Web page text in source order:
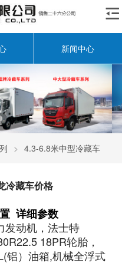

新闻中心
> 4.3-6.8米中型冷藏车
冷藏车价格
详细参数
发动机，法士特
18PR轮胎，
铝）油箱,机械全浮式